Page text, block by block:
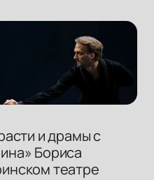
и драмы с
Бориса
театре